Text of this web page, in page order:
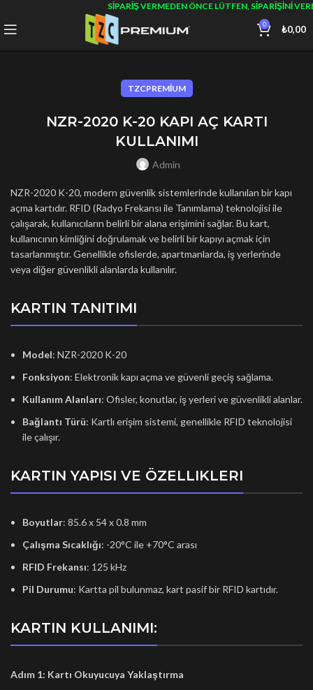
SIPARIŞ VERMEDEN ÖNCE LÜTFEN, SIPARIŞINI
0 ₺0,00
TZCPREMIUM
NZR-2020 K-20 KAPI AÇ KARTI
KULLANIMI
Admin
NZR-2020 K-20, modern güvenlik sistemlerinde kullanılan bir kapı
açma kartıdır. RFID (Radyo Frekansı ile Tanımlama) teknolojisi ile
çalışarak, kullanıcıların belirli bir alana erişimini sağlar. Bu kart,
kullanıcının kimliğini doğrulamak ve belirli bir kapıyı açmak için
tasarlanmıştır. Genellikle ofislerde, apartmanlarda, iş yerlerinde
veya diğer güvenlikli alanlarda kullanılır.
KARTIN TANITIMI
Model: NZR-2020 K-20
Fonksiyon: Elektronik kapı açma ve güvenli geçiş sağlama.
Kullanım Alanları: Ofisler, konutlar, iş yerleri ve güvenlikli alanlar.
Bağlantı Türü: Kartlı erişim sistemi, genellikle RFID teknolojisi
ile çalışır.
KARTIN YAPISI VE ÖZELLIKLERI
Boyutlar: 85.6 x 54 x 0.8 mm
Çalışma Sıcaklığı: -20°C ile +70°C arası
RFID Frekansı: 125 kHz
Pil Durumu: Kartta pil bulunmaz, kart pasif bir RFID kartıdır.
KARTIN KULLANIMI:
Adım 1: Kartı Okuyucuya Yaklaştırma